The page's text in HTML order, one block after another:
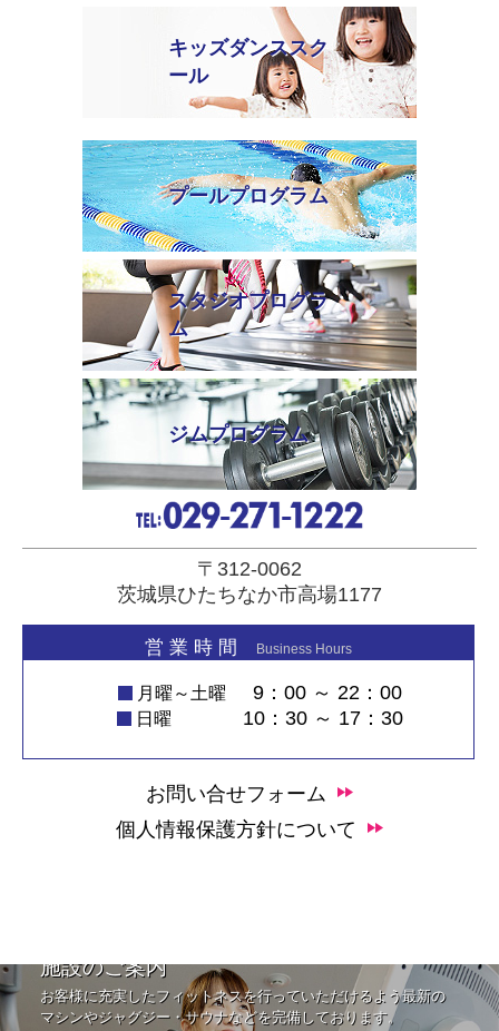
キッズダンススク
ール
プールプログラム
スタジオプログラ
ム
ジムプログラム
〒312-0062
茨城県ひたちなか市高場1177
営 業 時 間 Business Hours
月曜～土曜 9：00 ～ 22：00
日曜 10：30 ～ 17：30
お問い合せフォーム
個人情報保護方針について
施設のご案内
お客様に充実したフィットネスを行っていただけるよう最新の
マシンやジャグジー・サウナなどを完備しております。